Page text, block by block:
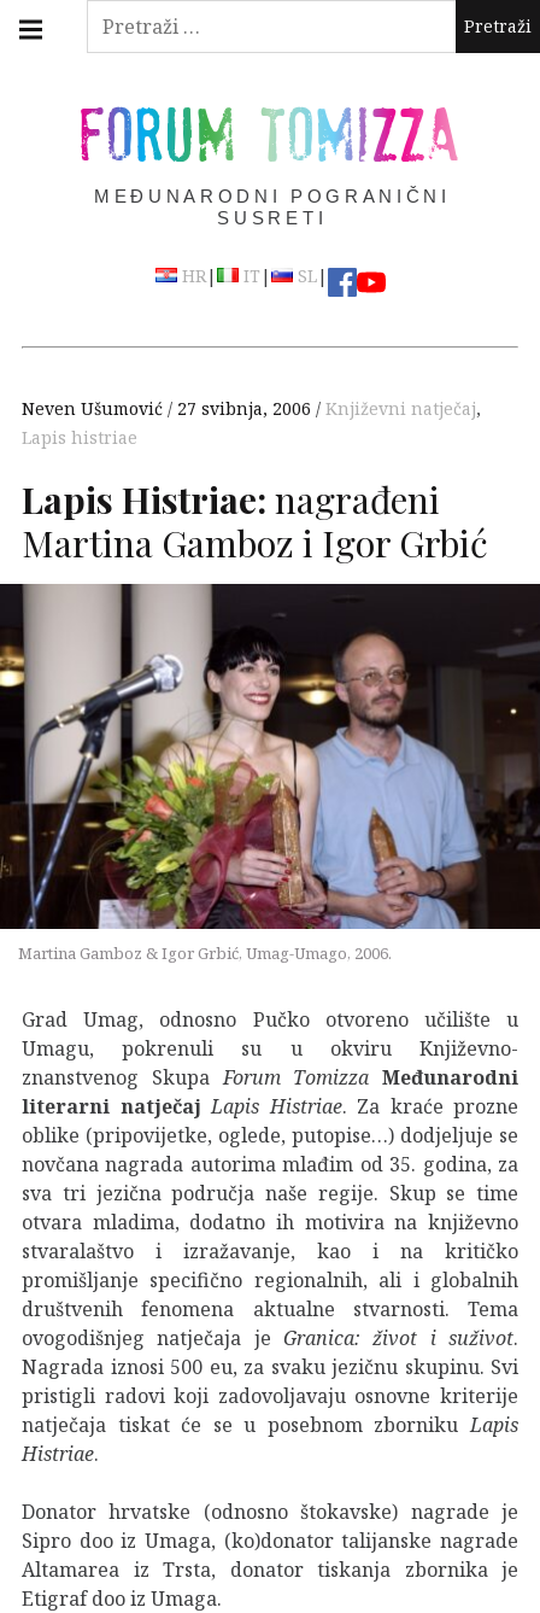
Pretraži:
Skip
FORUM TOMIZZA
MEĐUNARODNI POGRANIČNI
SUSRETI
HR| IT | SL|
navigation
Neven Ušumović 27 svibnja, 2006 Književni natječaj,
Lapis histriae
Lapis Histriae: nagrađeni
Martina Gamboz i Igor Grbić
Martina Gamboz & Igor Grbić, Umag-Umago, 2006.
Grad Umag, odnosno Pučko otvoreno učilište u
Umagu, pokrenuli su u okviru Književno-
znanstvenog Skupa Forum Tomizza Međunarodni
literarni natječaj Lapis Histriae. Za kraće prozne
oblike (pripovijetke, oglede, putopise…) dodjeljuje se
novčana nagrada autorima mlađim od 35. godina, za
sva tri jezična područja naše regije. Skup se time
otvara mladima, dodatno ih motivira na književno
stvaralaštvo i izražavanje, kao i na kritičko
promišljanje specifično regionalnih, ali i globalnih
društvenih fenomena aktualne stvarnosti. Tema
ovogodišnjeg natječaja je Granica: život i suživot.
Nagrada iznosi 500 eu, za svaku jezičnu skupinu. Svi
pristigli radovi koji zadovoljavaju osnovne kriterije
natječaja tiskat će se u posebnom zborniku Lapis
Histriae.
Donator hrvatske (odnosno štokavske) nagrade je
Sipro doo iz Umaga, (ko)donator talijanske nagrade
Altamarea iz Trsta, donator tiskanja zbornika je
Etigraf doo iz Umaga.